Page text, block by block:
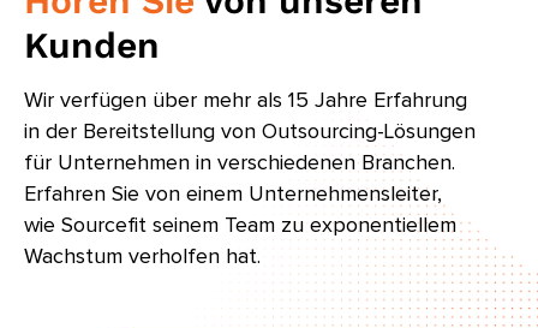
Kunden
Wir verfügen über mehr als 15 Jahre Erfahrung
in der Bereitstellung von Outsourcing-Lösungen
für Unternehmen in verschiedenen Branchen.
Erfahren Sie von einem Unternehmensleiter,
wie Sourcefit seinem Team zu exponentiellem
Wachstum verholfen hat.